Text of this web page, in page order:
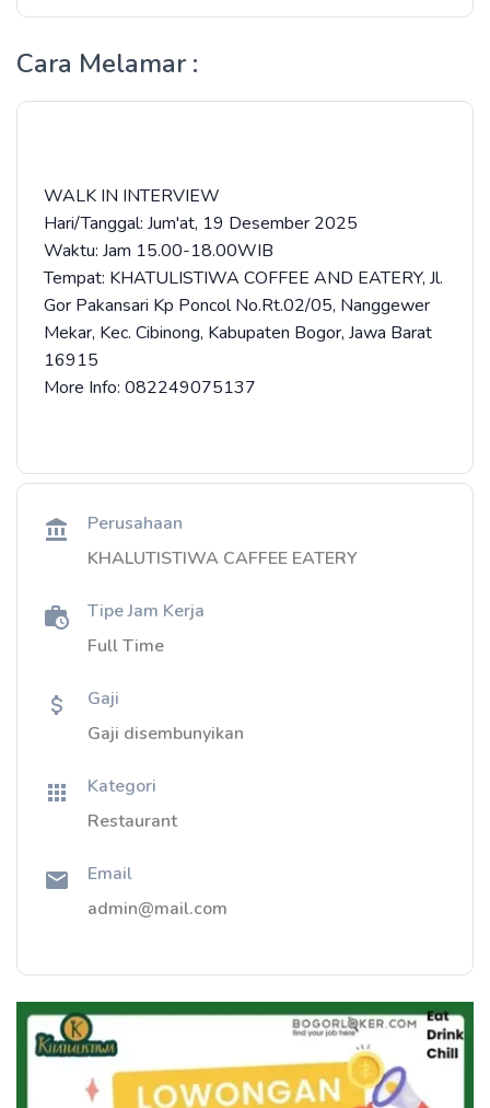
Cara Melamar :
WALK IN INTERVIEW
Hari/Tanggal: Jum'at, 19 Desember 2025
Waktu: Jam 15.00-18.00WIB
Tempat: KHATULISTIWA COFFEE AND EATERY, Jl.
Gor Pakansari Kp Poncol No.Rt.02/05, Nanggewer
Mekar, Kec. Cibinong, Kabupaten Bogor, Jawa Barat
16915
More Info: 082249075137
Perusahaan
KHALUTISTIWA CAFFEE EATERY
Tipe Jam Kerja
Full Time
Gaji
Gaji disembunyikan
Kategori
Restaurant
Email
admin@mail.com